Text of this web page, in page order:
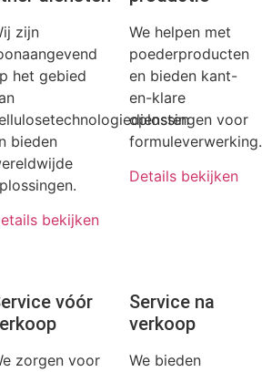
zijn
het gebied
bieden
bekijken
We helpen met
poederproducten
en bieden kant-
en-klare
oplossingen voor
formuleverwerking.
Details bekijken
vóór
zorgen voor
Service na
verkoop
We bieden